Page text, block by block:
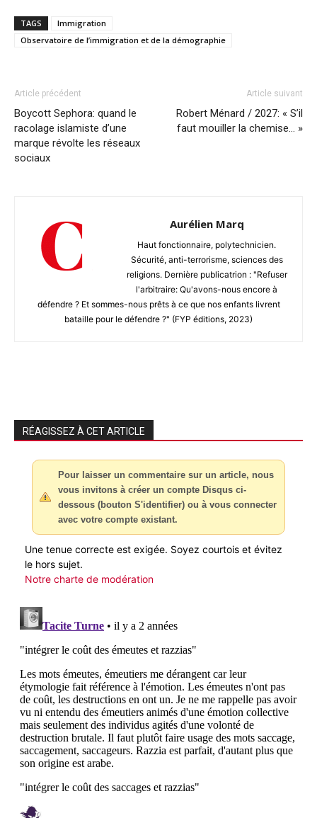
TAGS
Immigration
Observatoire de l’immigration et de la démographie
Article précédent
Boycott Sephora: quand le
racolage islamiste d’une
marque révolte les réseaux
sociaux
Article suivant
Robert Ménard / 2027: « S’il
faut mouiller la chemise… »
Aurélien Marq
Haut fonctionnaire, polytechnicien.
Sécurité, anti-terrorisme, sciences des
religions. Dernière publicatrion : "Refuser
l'arbitraire: Qu'avons-nous encore à
défendre ? Et sommes-nous prêts à ce que nos enfants livrent
bataille pour le défendre ?" (FYP éditions, 2023)
RÉAGISSEZ À CET ARTICLE
Pour laisser un commentaire sur un article, nous
vous invitons à créer un compte Disqus ci-
dessous (bouton S'identifier) ou à vous connecter
avec votre compte existant.
Une tenue correcte est exigée. Soyez courtois et évitez
le hors sujet.
Notre charte de modération